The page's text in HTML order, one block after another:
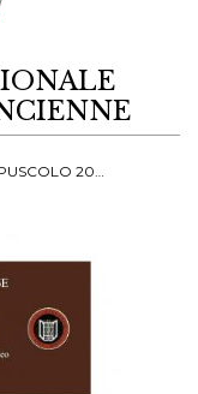
202013 S